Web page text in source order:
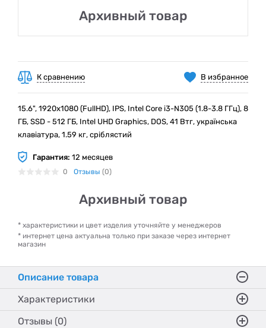
Архивный товар
В избранное
К сравнению
15.6", 1920х1080 (FullHD), IPS, Intel Core i3-N305 (1.8-3.8 ГГц), 8
ГБ, SSD - 512 ГБ, Intel UHD Graphics, DOS, 41 Втг, українська
клавіатура, 1.59 кг, сріблястий
Гарантия: 12 месяцев
0 Отзывы (0)
Архивный товар
* характеристики и цвет изделия уточняйте у менеджеров
* интернет цена актуальна только при заказе через интернет
магазин
Описание товара
Характеристики
Отзывы (0)